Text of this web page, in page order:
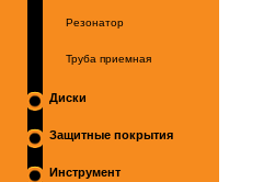
Резонатор
Труба приемная
Диски
Защитные покрытия
Инструмент